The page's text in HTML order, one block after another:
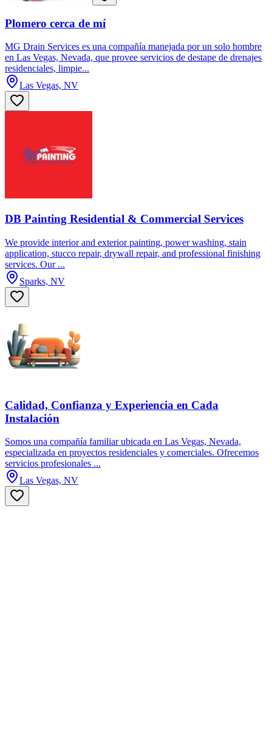
Plomero cerca de mí
MG Drain Services es una compañía manejada por un solo hombre
en Las Vegas, Nevada, que provee servicios de destape de drenajes
residenciales, limpie...
Las Vegas, NV
DB Painting Residential & Commercial Services
We provide interior and exterior painting, power washing, stain
application, stucco repair, drywall repair, and professional finishing
services. Our ...
Sparks, NV
Calidad, Confianza y Experiencia en Cada
Instalación
Somos una compañía familiar ubicada en Las Vegas, Nevada,
especializada en proyectos residenciales y comerciales. Ofrecemos
servicios profesionales ...
Las Vegas, NV